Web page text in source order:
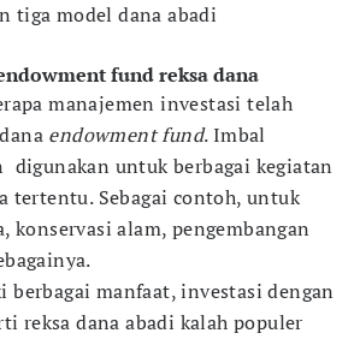
tiga model dana abadi
fund reksa dana
manajemen investasi telah
endowment fund. Imbal
digunakan untuk berbagai kegiatan
tertentu. Sebagai contoh, untuk
konservasi alam, pengembangan
manfaat, investasi dengan
reksa dana abadi kalah populer